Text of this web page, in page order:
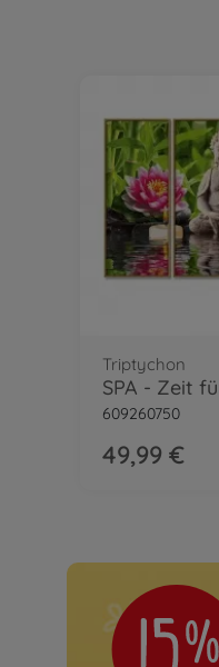
Triptychon
609260750
49,99 €